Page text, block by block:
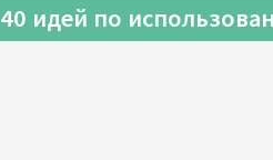
40 идей по